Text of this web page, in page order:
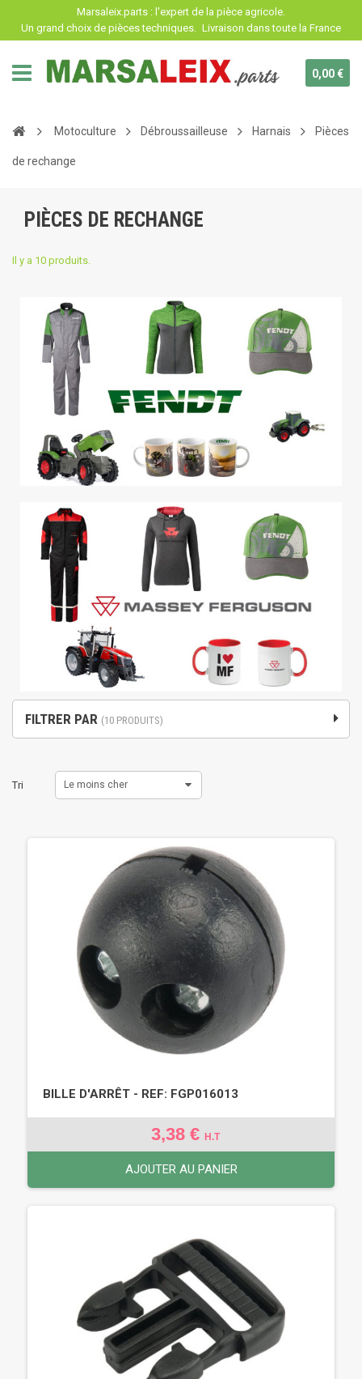
Marsaleix.parts : l'expert de la pièce agricole.
Un grand choix de pièces techniques. Livraison dans toute la France
0,00 €
Motoculture Débroussailleuse Harnais Pièces
de rechange
PIÈCES DE RECHANGE
Il y a 10 produits.
FILTRER PAR (10 PRODUITS)
Tri Le moins cher
BILLE D'ARRÊT - REF: FGP016013
3,38 € H.T
AJOUTER AU PANIER
Panneau de gestion des cookies